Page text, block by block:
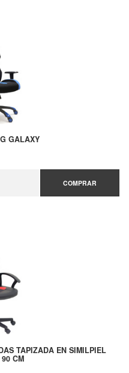
GALAXY
COMPRAR
TAPIZADA EN SIMILPIEL
CM